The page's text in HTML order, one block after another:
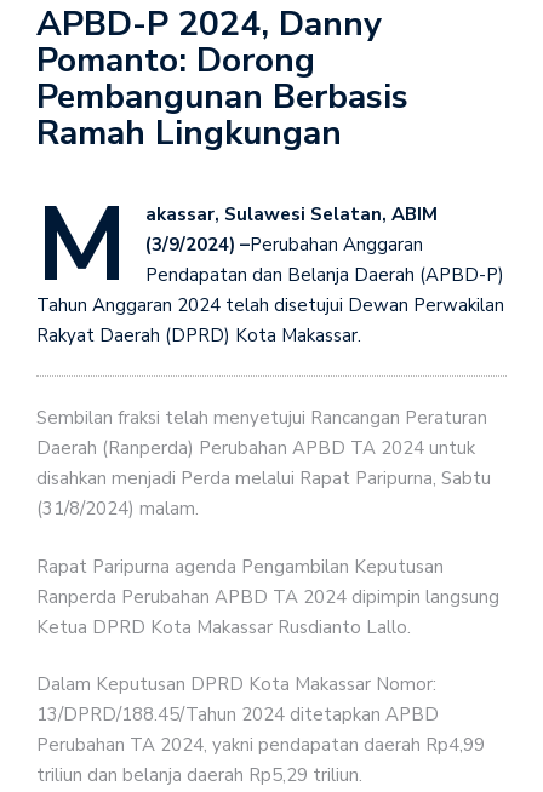
APBD-P 2024, Danny
Pomanto: Dorong
Pembangunan Berbasis
Ramah Lingkungan
M
akassar, Sulawesi Selatan, ABIM
(3/9/2024) –Perubahan Anggaran
Pendapatan dan Belanja Daerah (APBD-P)
Tahun Anggaran 2024 telah disetujui Dewan Perwakilan
Rakyat Daerah (DPRD) Kota Makassar.
Sembilan fraksi telah menyetujui Rancangan Peraturan
Daerah (Ranperda) Perubahan APBD TA 2024 untuk
disahkan menjadi Perda melalui Rapat Paripurna, Sabtu
(31/8/2024) malam.
Rapat Paripurna agenda Pengambilan Keputusan
Ranperda Perubahan APBD TA 2024 dipimpin langsung
Ketua DPRD Kota Makassar Rusdianto Lallo.
Dalam Keputusan DPRD Kota Makassar Nomor:
13/DPRD/188.45/Tahun 2024 ditetapkan APBD
Perubahan TA 2024, yakni pendapatan daerah Rp4,99
triliun dan belanja daerah Rp5,29 triliun.